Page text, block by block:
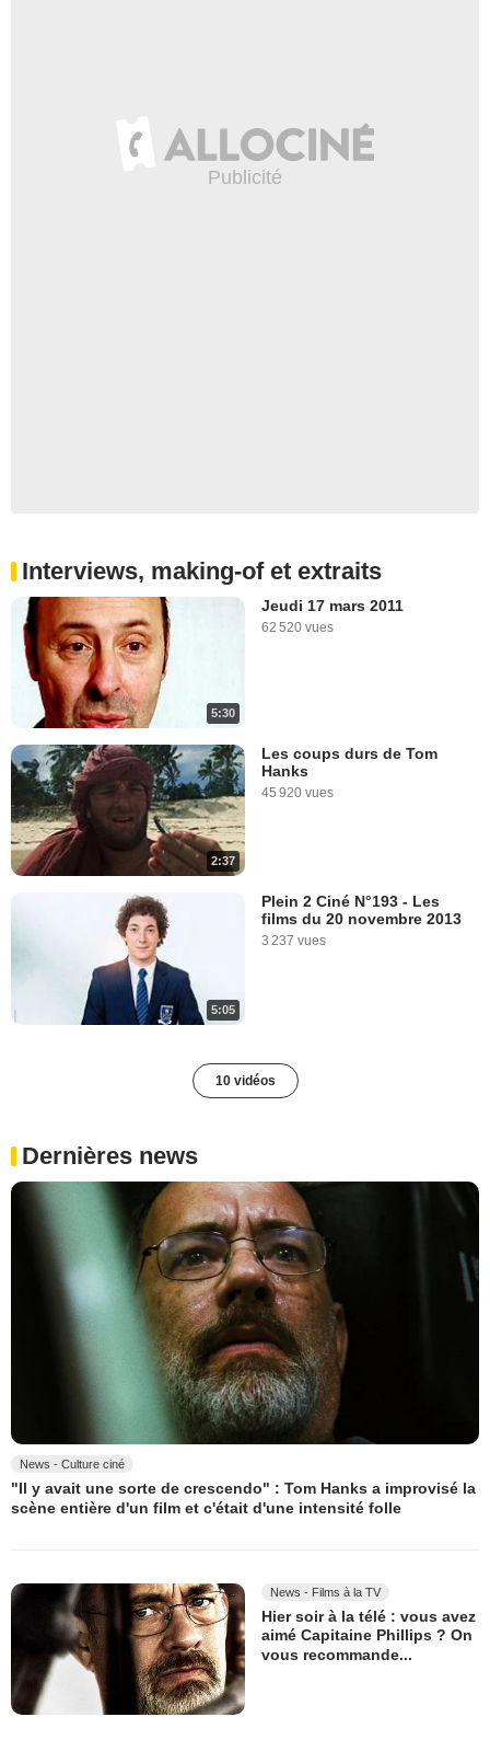
Interviews, making-of et extraits
5:30
Jeudi 17 mars 2011
62 520 vues
2:37
Les coups durs de Tom
Hanks
45 920 vues
5:05
Plein 2 Ciné N°193 - Les
films du 20 novembre 2013
3 237 vues
10 vidéos
Dernières news
News - Culture ciné
"Il y avait une sorte de crescendo" : Tom Hanks a improvisé la
scène entière d'un film et c'était d'une intensité folle
News - Films à la TV
Hier soir à la télé : vous avez
aimé Capitaine Phillips ? On
vous recommande...